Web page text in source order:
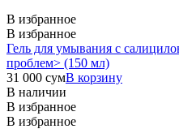
В избранное
В избранное
Гель для умывания с
проблем> (150 мл)
31 000 сумВ корзину
В наличии
В избранное
В избранное